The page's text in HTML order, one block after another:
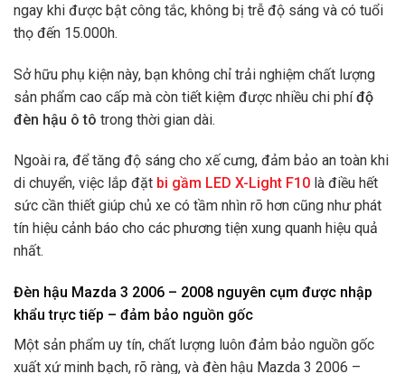
ngay khi được bật công tắc, không bị trễ độ sáng và có tuổi
thọ đến 15.000h.
Sở hữu phụ kiện này, bạn không chỉ trải nghiệm chất lượng
sản phẩm cao cấp mà còn tiết kiệm được nhiều chi phíđộ
đèn hậu ô tô trong thời gian dài.
Ngoài ra, để tăng độ sáng cho xế cưng, đảm bảo an toàn khi
di chuyển, việc lắp đặt bi gầm LED X-Light F10 là điều hết
sức cần thiết giúp chủ xe có tầm nhìn rõ hơn cũng như phát
tín hiệu cảnh báo cho các phương tiện xung quanh hiệu quả
nhất.
Đèn hậu Mazda 3 2006 – 2008 nguyên cụm được nhập
khẩu trực tiếp – đảm bảo nguồn gốc
Một sản phẩm uy tín, chất lượng luôn đảm bảo nguồn gốc
xuất xứ minh bạch, rõ ràng, và đèn hậu Mazda 3 2006 –